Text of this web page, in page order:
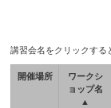
講習会名をクリックする
開催場所
ワークシ
ョップ名
▲